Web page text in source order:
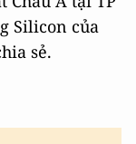
Silicon của
sẻ.